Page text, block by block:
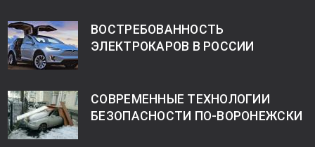
ВОСТРЕБОВАННОСТЬ
ЭЛЕКТРОКАРОВ В РОССИИ
СОВРЕМЕННЫЕ ТЕХНОЛОГИИ
БЕЗОПАСНОСТИ ПО-ВОРОНЕЖСКИ